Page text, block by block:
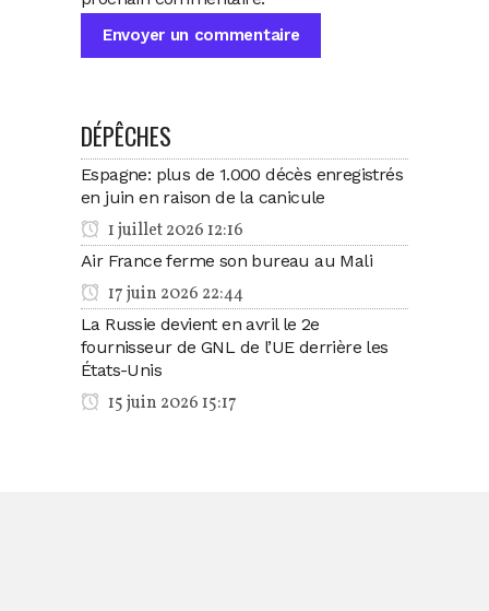
DÉPÊCHES
Espagne: plus de 1.000 décès enregistrés
en juin en raison de la canicule
1 juillet 2026 12:16
Air France ferme son bureau au Mali
17 juin 2026 22:44
La Russie devient en avril le 2e
fournisseur de GNL de l’UE derrière les
États-Unis
15 juin 2026 15:17